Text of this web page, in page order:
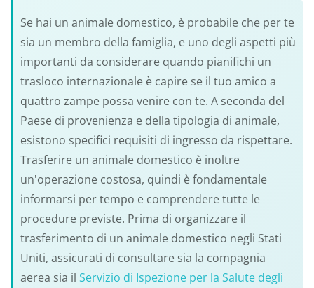
Se hai un animale domestico, è probabile che per te
sia un membro della famiglia, e uno degli aspetti più
importanti da considerare quando pianifichi un
trasloco internazionale è capire se il tuo amico a
quattro zampe possa venire con te. A seconda del
Paese di provenienza e della tipologia di animale,
esistono specifici requisiti di ingresso da rispettare.
Trasferire un animale domestico è inoltre
un'operazione costosa, quindi è fondamentale
informarsi per tempo e comprendere tutte le
procedure previste. Prima di organizzare il
trasferimento di un animale domestico negli Stati
Uniti, assicurati di consultare sia la compagnia
aerea sia il Servizio di Ispezione per la Salute degli